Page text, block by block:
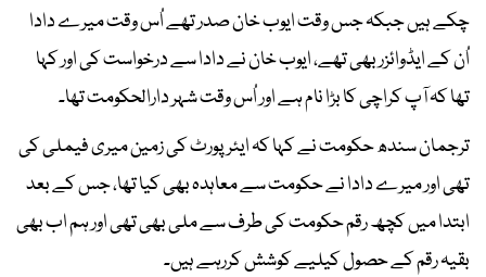
چکے ہیں جبکہ جس وقت ایوب خان صدر تھے اُس وقت میرے دادا
اُن کے ایڈوائزر بھی تھے، ایوب خان نے دادا سے درخواست کی اور کہا
تھا کہ آپ کراچی کا بڑا نام ہے اور اُس وقت شہر دارالحکومت تھا۔
ترجمان سندھ حکومت نے کہا کہ ایئرپورٹ کی زمین میری فیملی کی
تھی اور میرے دادا نے حکومت سے معاہدہ بھی کیا تھا، جس کے بعد
ابتدا میں کچھ رقم حکومت کی طرف سے ملی بھی تھی اور ہم اب بھی
بقیہ رقم کے حصول کیلیے کوشش کررہے ہیں۔